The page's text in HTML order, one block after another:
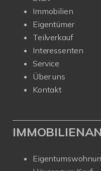
Immobilien
Eigentümer
Teilverkauf
Interessenten
Service
Über uns
Kontakt